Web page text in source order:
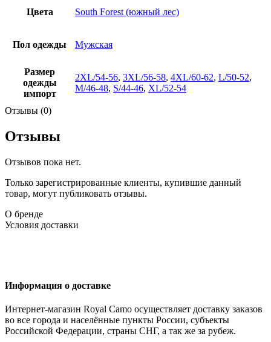
Цвета South Forest (южный лес)
Пол одежды Мужская
Размер
одежды
импорт
2XL/54-56, 3XL/56-58, 4XL/60-62, L/50-52,
M/46-48, S/44-46, XL/52-54
Отзывы (0)
Отзывы
Отзывов пока нет.
Только зарегистрированные клиенты, купившие данный
товар, могут публиковать отзывы.
О бренде
Условия доставки
Информация о доставке
Интернет-магазин Royal Camo осуществляет доставку заказов
во все города и населённые пункты России, субъекты
Российской Федерации, страны СНГ, а так же за рубеж.